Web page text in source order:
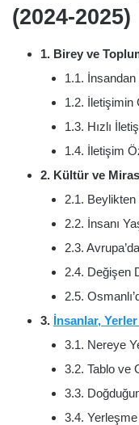
(2024-2025)
1. Birey ve
1.1.
1.2. İletişimin
1.3. Hızlı
1.4. İletişim
2. Kültür ve Miras
2.1.
2.2. İnsanı
2.3.
2.4. Değişen
2.5.
3. İnsanlar,
3.1. Nereye
3.2. Tablo ve
3.3.
3.4.